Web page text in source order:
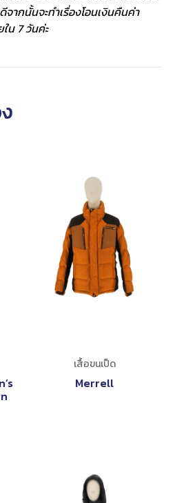
ากนั้นจะทำเรื่องโอนเงินคืนค่า
น 7 วันค่ะ
เสื้อขนเป็ด
Merrell